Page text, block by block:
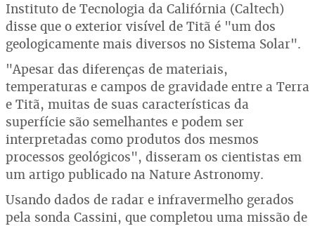
Instituto de Tecnologia da Califórnia (Caltech)
disse que o exterior visível de Titã é "um dos
geologicamente mais diversos no Sistema Solar".
"Apesar das diferenças de materiais,
temperaturas e campos de gravidade entre a Terra
e Titã, muitas de suas características da
superfície são semelhantes e podem ser
interpretadas como produtos dos mesmos
processos geológicos", disseram os cientistas em
um artigo publicado na Nature Astronomy.
Usando dados de radar e infravermelho gerados
pela sonda Cassini, que completou uma missão de